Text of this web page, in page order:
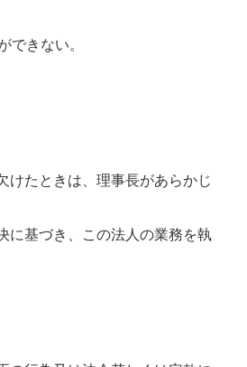
きない。
たときは、理事長があらかじ
に基づき、この法人の業務を執